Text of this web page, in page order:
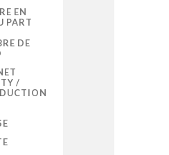
EN
PART
DE
/